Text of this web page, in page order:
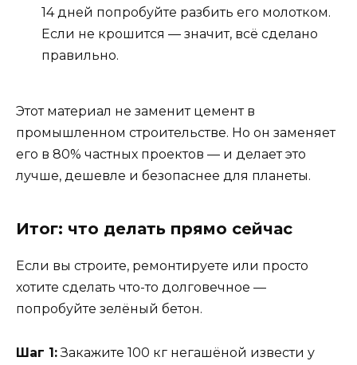
14 дней попробуйте разбить его молотком.
Если не крошится — значит, всё сделано
правильно.
Этот материал не заменит цемент в
промышленном строительстве. Но он заменяет
его в 80% частных проектов — и делает это
лучше, дешевле и безопаснее для планеты.
Итог: что делать прямо сейчас
Если вы строите, ремонтируете или просто
хотите сделать что-то долговечное —
попробуйте зелёный бетон.
Шаг 1:Закажите 100 кг негашёной извести у